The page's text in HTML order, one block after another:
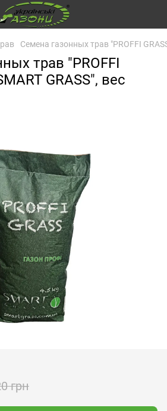
Семена газонных трав "PROFFI
трав "PROFFI
GRASS", вес
грн